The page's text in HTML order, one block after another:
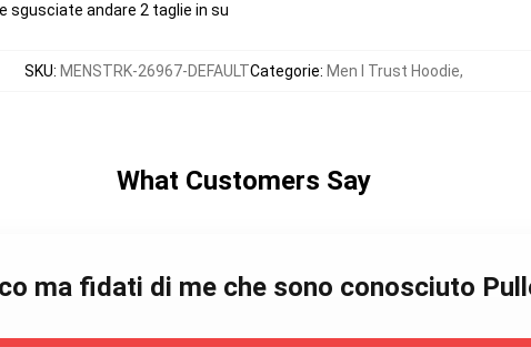
sgusciate andare 2 taglie in su
SKU: MENSTRK-26967-DEFAULTCategorie: Men I Trust Hoodie,
What Customers Say
ma fidati di me che sono conosciuto